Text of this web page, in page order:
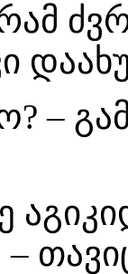
–
–